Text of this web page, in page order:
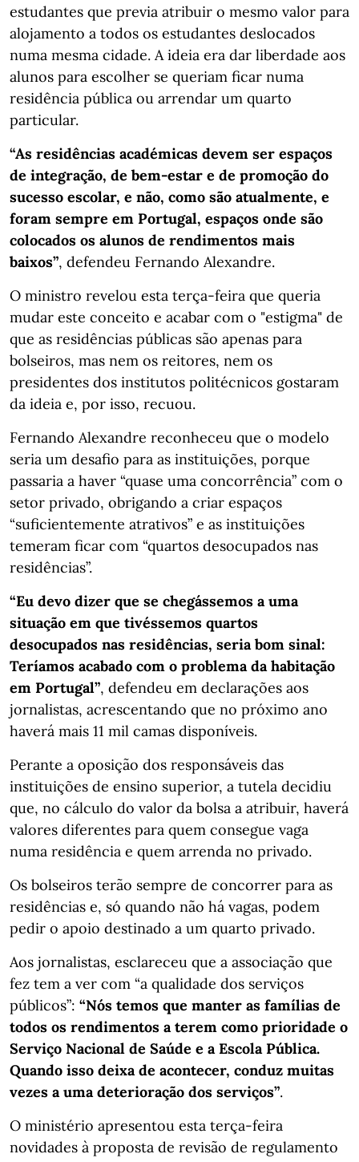
estudantes que previa atribuir o mesmo valor para
alojamento a todos os estudantes deslocados
numa mesma cidade. A ideia era dar liberdade aos
alunos para escolher se queriam ficar numa
residência pública ou arrendar um quarto
particular.
“As residências académicas devem ser espaços
de integração, de bem-estar e de promoção do
sucesso escolar, e não, como são atualmente, e
foram sempre em Portugal, espaços onde são
colocados os alunos de rendimentos mais
baixos”, defendeu Fernando Alexandre.
O ministro revelou esta terça-feira que queria
mudar este conceito e acabar com o "estigma" de
que as residências públicas são apenas para
bolseiros, mas nem os reitores, nem os
presidentes dos institutos politécnicos gostaram
da ideia e, por isso, recuou.
Fernando Alexandre reconheceu que o modelo
seria um desafio para as instituições, porque
passaria a haver “quase uma concorrência” com o
setor privado, obrigando a criar espaços
“suficientemente atrativos” e as instituições
temeram ficar com “quartos desocupados nas
residências”.
“Eu devo dizer que se chegássemos a uma
situação em que tivéssemos quartos
desocupados nas residências, seria bom sinal:
Teríamos acabado com o problema da habitação
em Portugal”, defendeu em declarações aos
jornalistas, acrescentando que no próximo ano
haverá mais 11 mil camas disponíveis.
Perante a oposição dos responsáveis das
instituições de ensino superior, a tutela decidiu
que, no cálculo do valor da bolsa a atribuir, haverá
valores diferentes para quem consegue vaga
numa residência e quem arrenda no privado.
Os bolseiros terão sempre de concorrer para as
residências e, só quando não há vagas, podem
pedir o apoio destinado a um quarto privado.
Aos jornalistas, esclareceu que a associação que
fez tem a ver com “a qualidade dos serviços
públicos”: “Nós temos que manter as famílias de
todos os rendimentos a terem como prioridade o
Serviço Nacional de Saúde e a Escola Pública.
Quando isso deixa de acontecer, conduz muitas
vezes a uma deterioração dos serviços”.
O ministério apresentou esta terça-feira
novidades à proposta de revisão de regulamento